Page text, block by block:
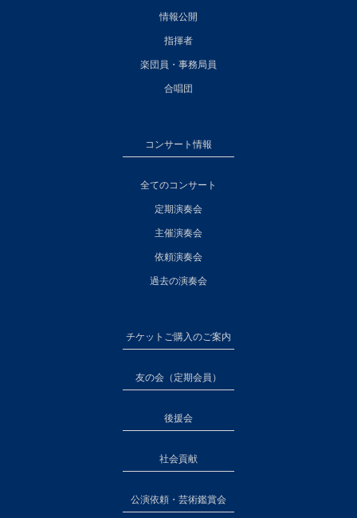
情報公開
指揮者
楽団員・事務局員
合唱団
コンサート情報
全てのコンサート
定期演奏会
主催演奏会
依頼演奏会
過去の演奏会
チケットご購入のご案内
友の会（定期会員）
後援会
社会貢献
公演依頼・芸術鑑賞会